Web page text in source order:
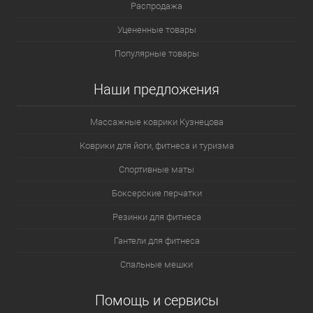
Распродажа
Уцененные товары
Популярные товары
Наши предложения
Массажные коврики Кузнецова
Коврики для йоги, фитнеса и туризма
Спортивные маты
Боксерские перчатки
Резинки для фитнеса
Гантели для фитнеса
Спальные мешки
Помощь и сервисы